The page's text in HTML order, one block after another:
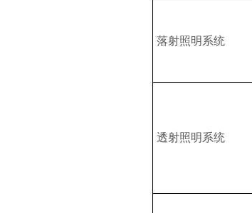
落射照明系统
透射照明系统